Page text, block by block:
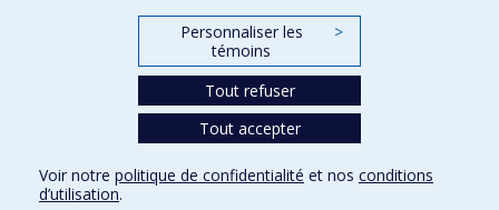
Conditions d’utilisation
Personnaliser les
témoins
>
Tout refuser
Tout accepter
Voir notre politique de confidentialité et nos conditions
d’utilisation.